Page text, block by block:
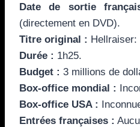
Date de sortie
(directement en DVD).
Titre original : Hellraiser:
Durée : 1h25.
Budget : 3 millions de
Box-office mondial :
Box-office USA :
Entrées françaises :